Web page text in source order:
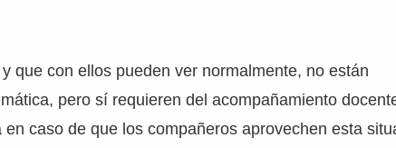
que con ellos pueden ver normalmente, no están
pero sí requieren del acompañamiento
caso de que los compañeros aprovechen esta